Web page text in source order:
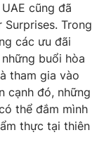
cũng đã
Trong
các ưu đãi
buổi hòa
tham gia vào
cạnh đó, những
thể đắm mình
thực tại thiên